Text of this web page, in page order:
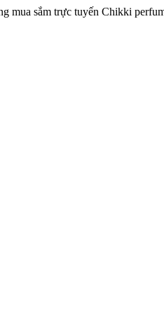
mua sắm trực tuyến Chikki